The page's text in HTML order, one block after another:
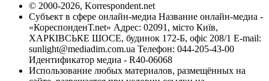
© 2000-2026, Korrespondent.net
Субъект в сфере онлайн-медиа Название онлайн-медиа -
«КореспонденТ.net» Адрес: 02091, місто Київ,
ХАРКІВСЬКЕ ШОСЕ, будинок 172-Б, офіс 208/1 E-mail:
sunlight@mediadim.com.ua Телефон: 044-205-43-00
Идентификатор медиа - R40-06068
Использование любых материалов, размещённых на